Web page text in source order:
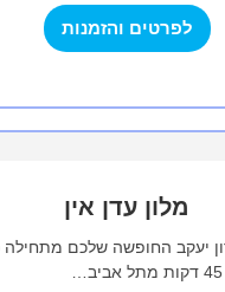
לפרטים והזמנות
מלון עדן אין
יעקב החופשה שלכם מתחילה